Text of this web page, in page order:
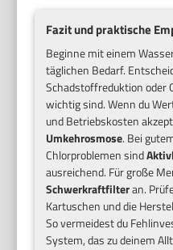
Fazit und praktische
Beginne mit einem
täglichen Bedarf.
Schadstoffreduktion oder
wichtig sind. Wenn du
und Betriebskosten
Umkehrosmose. Bei
Chlorproblemen sind
ausreichend. Für große
Schwerkraftfilteran.
Kartuschen und die
So vermeidest du
System, das zu deinem